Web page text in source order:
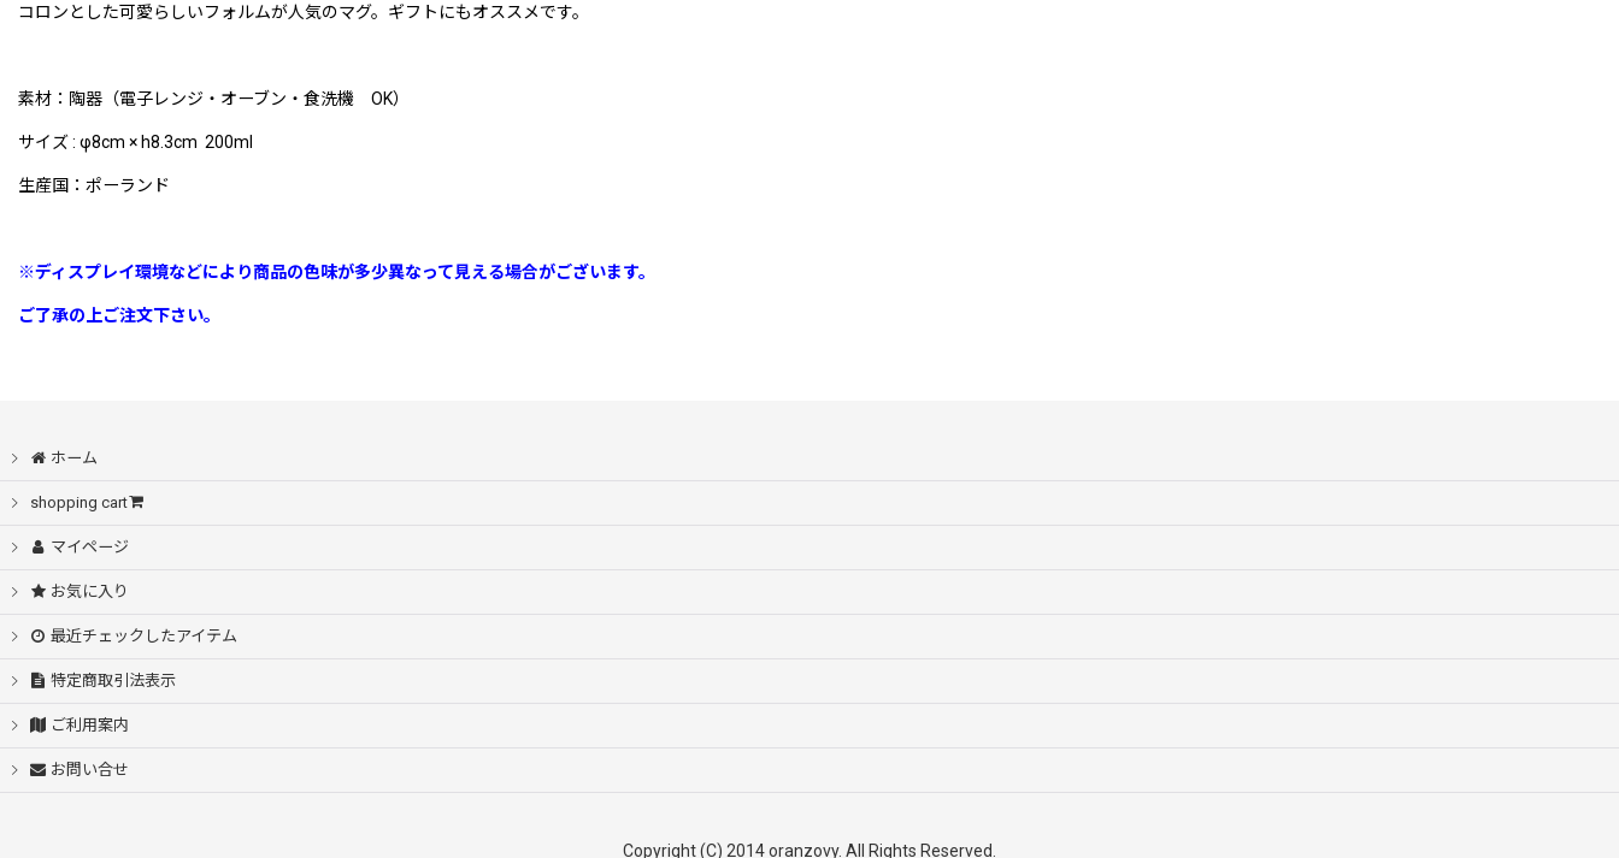
コロンとした可愛らしいフォルムが人気のマグ。ギフトにもオススメです。
素材：陶器（電子レンジ・オーブン・食洗機 OK）
サイズ : φ8cm × h8.3cm 200ml
生産国：ポーランド
※ディスプレイ環境などにより商品の色味が多少異なって見える場合がございます。
ご了承の上ご注文下さい。
ホーム
shopping cart
マイページ
お気に入り
最近チェックしたアイテム
特定商取引法表示
ご利用案内
お問い合せ
Copyright (C) 2014 oranzovy. All Rights Reserved.